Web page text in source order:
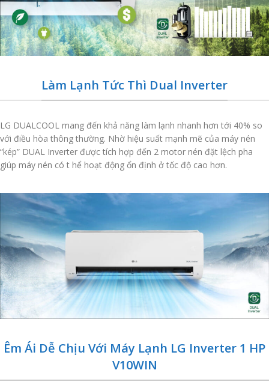
Làm Lạnh Tức Thì Dual Inverter
LG DUALCOOL mang đến khả năng làm lạnh nhanh hơn tới 40% so
với điều hòa thông thường. Nhờ hiệu suất mạnh mẽ của máy nén
“kép” DUAL Inverter được tích hợp đến 2 motor nén đặt lệch pha
giúp máy nén có t hể hoạt động ổn định ở tốc độ cao hơn.
Êm Ái Dễ Chịu Với Máy Lạnh LG Inverter 1 HP
V10WIN